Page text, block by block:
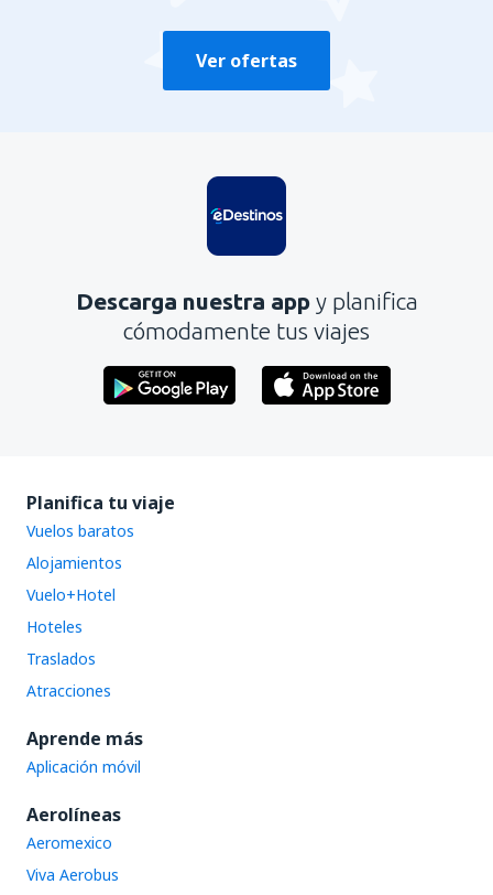
Ver ofertas
Descarga nuestra app y planifica
cómodamente tus viajes
Planifica tu viaje
Vuelos baratos
Alojamientos
Vuelo+Hotel
Hoteles
Traslados
Atracciones
Aprende más
Aplicación móvil
Aerolíneas
Aeromexico
Viva Aerobus